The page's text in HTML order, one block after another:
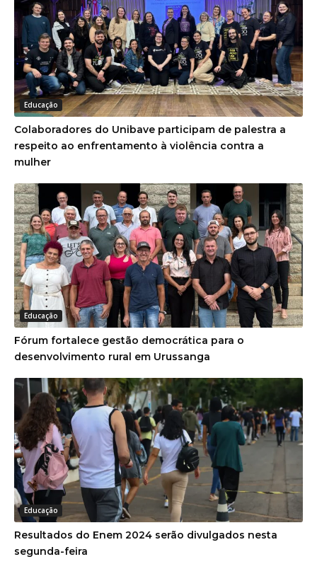
Educação
Colaboradores do Unibave participam de palestra a
respeito ao enfrentamento à violência contra a
mulher
Educação
Fórum fortalece gestão democrática para o
desenvolvimento rural em Urussanga
Educação
Resultados do Enem 2024 serão divulgados nesta
segunda-feira